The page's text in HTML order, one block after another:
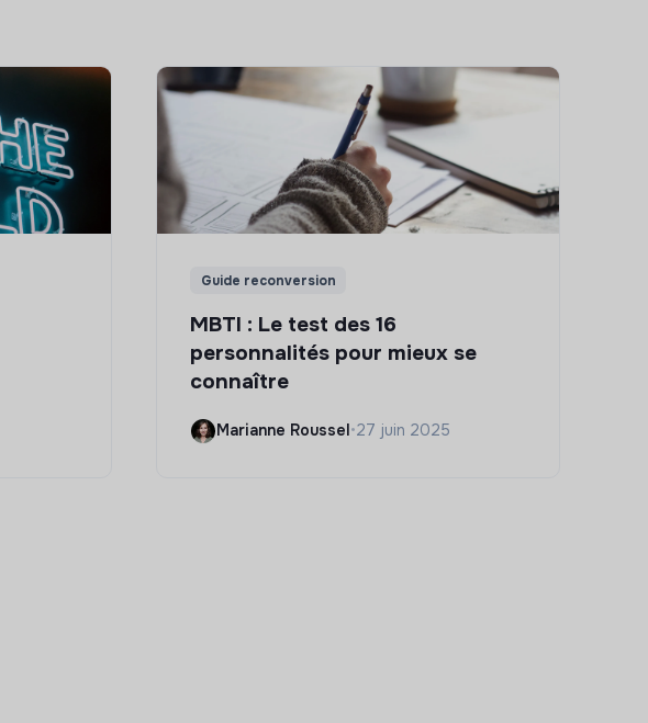
Guide reconversion
MBTI : Le test des 16
personnalités pour mieux se
connaître
Marianne Roussel•27 juin 2025